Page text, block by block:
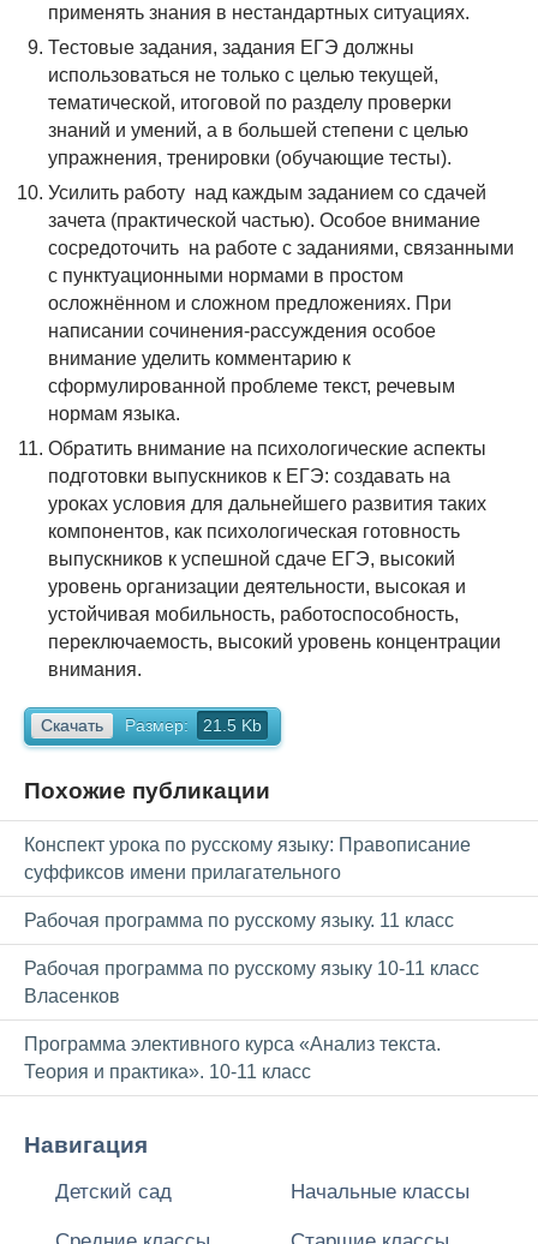
применять знания в нестандартных ситуациях.
Тестовые задания, задания ЕГЭ должны
использоваться не только с целью текущей,
тематической, итоговой по разделу проверки
знаний и умений, а в большей степени с целью
упражнения, тренировки (обучающие тесты).
Усилить работу над каждым заданием со сдачей
зачета (практической частью). Особое внимание
сосредоточить на работе с заданиями, связанными
с пунктуационными нормами в простом
осложнённом и сложном предложениях. При
написании сочинения-рассуждения особое
внимание уделить комментарию к
сформулированной проблеме текст, речевым
нормам языка.
Обратить внимание на психологические аспекты
подготовки выпускников к ЕГЭ: создавать на
уроках условия для дальнейшего развития таких
компонентов, как психологическая готовность
выпускников к успешной сдаче ЕГЭ, высокий
уровень организации деятельности, высокая и
устойчивая мобильность, работоспособность,
переключаемость, высокий уровень концентрации
внимания.
Скачать Размер: 21.5 Kb
Похожие публикации
Конспект урока по русскому языку: Правописание
суффиксов имени прилагательного
Рабочая программа по русскому языку. 11 класс
Рабочая программа по русскому языку 10-11 класс
Власенков
Программа элективного курса «Анализ текста.
Теория и практика». 10-11 класс
Навигация
Детский сад Начальные классы